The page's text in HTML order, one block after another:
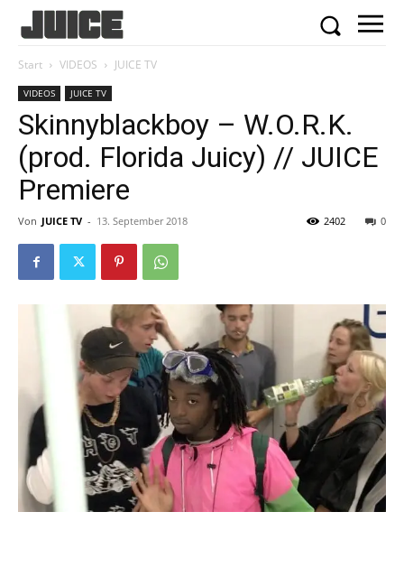
Start VIDEOS JUICE TV
VIDEOS JUICE TV
Skinnyblackboy – W.O.R.K.
(prod. Florida Juicy) // JUICE
Premiere
Von JUICE TV - 13. September 2018 0
2402